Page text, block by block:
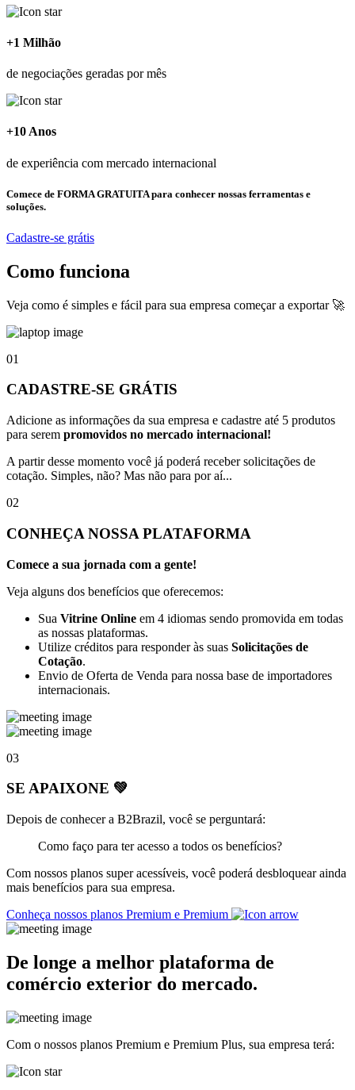
+1 Milhão
de negociações geradas por mês
+10 Anos
de experiência com mercado internacional
Comece de FORMA GRATUITApara conhecer nossas ferramentas e
soluções.
Cadastre-se grátis
Como funciona
Veja como é simples e fácil para sua empresa começar a exportar 🚀
01
CADASTRE-SE GRÁTIS
Adicione as informações da sua empresa e cadastre até 5 produtos
para serem promovidos no mercado internacional!
A partir desse momento você já poderá receber solicitações de
cotação. Simples, não? Mas não para por aí...
02
CONHEÇA NOSSA PLATAFORMA
Comece a sua jornada com a gente!
Veja alguns dos benefícios que oferecemos:
Sua Vitrine Online em 4 idiomas sendo promovida em todas
as nossas plataformas.
Utilize créditos para responder às suas Solicitações de
Cotação.
Envio de Oferta de Venda para nossa base de importadores
internacionais.
03
SE APAIXONE 💚
Depois de conhecer a B2Brazil, você se perguntará:
Como faço para ter acesso a todos os benefícios?
Com nossos planos super acessíveis, você poderá desbloquear ainda
mais benefícios para sua empresa.
Conheça nossos planos Premium e Premium
De longe a melhor plataforma de
comércio exterior do mercado.
Com o nossos planos Premium e Premium Plus, sua empresa terá: